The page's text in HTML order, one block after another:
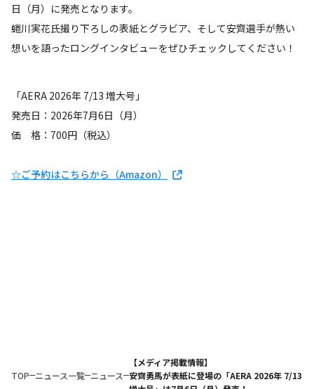
日（月）に発売となります。
蜷川実花氏撮り下ろしの表紙とグラビア、そして安齊選手が熱い
想いを語ったロングインタビューをぜひチェックしてください！
「AERA 2026年 7/13 増大号」
発売日：2026年7月6日（月）
価 格：700円（税込）
☆ご予約はこちらから（Amazon）
TOP ニュース一覧 ニュース
【メディア掲載情報】
安齊勇馬が表紙に登場の「AERA 2026年 7/13